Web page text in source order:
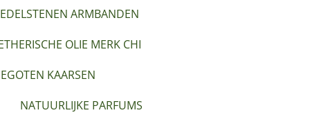
EDELSTENEN ARMBANDEN
OLIE MERK CHI
KAARSEN
NATUURLIJKE PARFUMS